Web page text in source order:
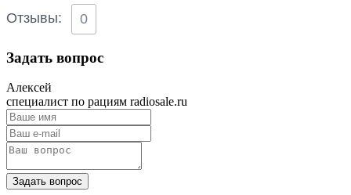
Отзывы: 0
Задать вопрос
Алексей
специалист по рациям radiosale.ru
Задать вопрос